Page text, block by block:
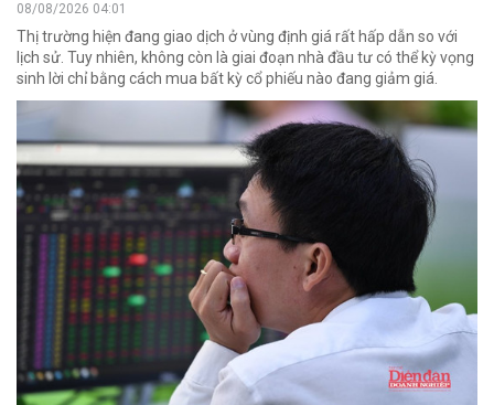
08/08/2026 04:01
Thị trường hiện đang giao dịch ở vùng định giá rất hấp dẫn so với
lịch sử. Tuy nhiên, không còn là giai đoạn nhà đầu tư có thể kỳ vọng
sinh lời chỉ bằng cách mua bất kỳ cổ phiếu nào đang giảm giá.